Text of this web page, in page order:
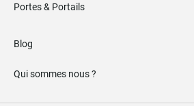
Portes & Portails
Blog
Qui sommes nous ?